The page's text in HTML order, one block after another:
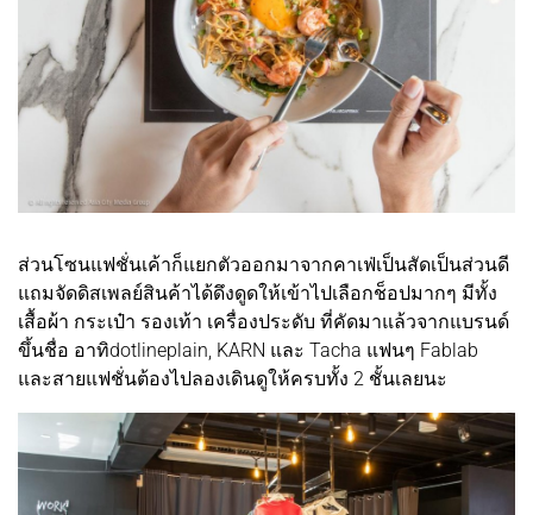
ส่วนโซนแฟชั่นเค้าก็แยกตัวออกมาจากคาเฟ่เป็นสัดเป็นส่วนดี
แถมจัดดิสเพลย์สินค้าได้ดึงดูดให้เข้าไปเลือกช็อปมากๆ มีทั้ง
เสื้อผ้า กระเป๋า รองเท้า เครื่องประดับ ที่คัดมาแล้วจากแบรนด์
ขึ้นชื่อ อาทิdotlineplain, KARN และ Tacha แฟนๆ Fablab
และสายแฟชั่นต้องไปลองเดินดูให้ครบทั้ง 2 ชั้นเลยนะ